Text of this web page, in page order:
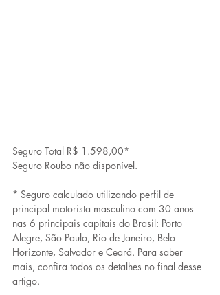
Seguro Total R$ 1.598,00*
Seguro Roubo não disponível.
* Seguro calculado utilizando perfil de
principal motorista masculino com 30 anos
nas 6 principais capitais do Brasil: Porto
Alegre, São Paulo, Rio de Janeiro, Belo
Horizonte, Salvador e Ceará. Para saber
mais, confira todos os detalhes no final desse
artigo.